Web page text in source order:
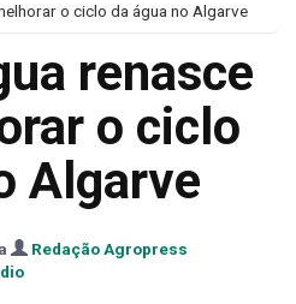
o ciclo da água no Algarve
renasce
o ciclo
Algarve
Redação Agropress